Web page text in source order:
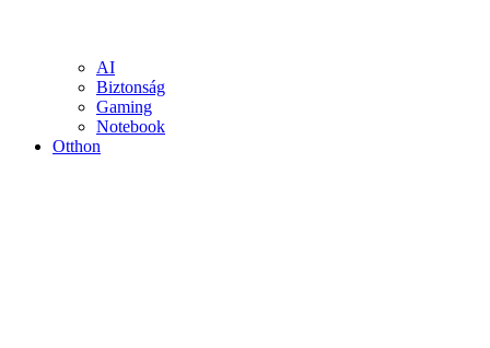
AI
Biztonság
Gaming
Notebook
Otthon